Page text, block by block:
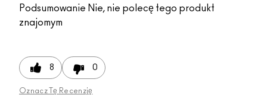
Podsumowanie Nie, nie polecę tego produkt
znajomym
8 0
Oznacz Tę Recenzję